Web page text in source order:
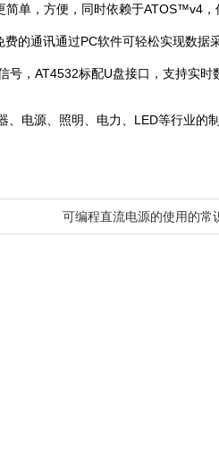
单，方便，同时依赖于ATOS™v4，
的通讯通过PC软件可轻松实现数据
，AT4532标配U盘接口，支持实时
电源、照明、电力、LED等行业的
可编程直流电源的使用的常